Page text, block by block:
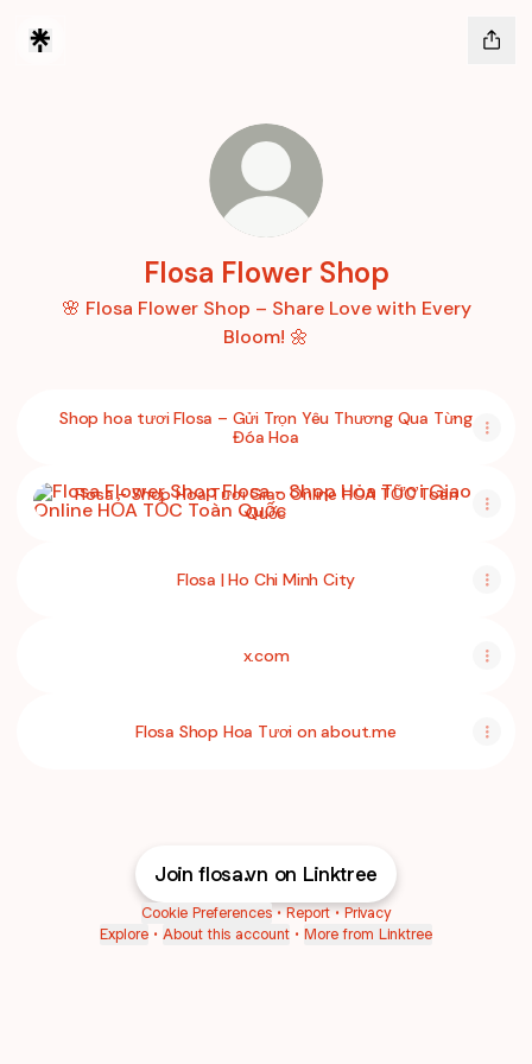
Flosa Flower Shop
🌸 Flosa Flower Shop – Share Love with Every
Bloom! 🌼
Shop hoa tươi Flosa – Gửi Trọn Yêu Thương Qua Từng
Đóa Hoa
Flosa - Shop Hoa Tươi Giao Online HỎA TỐC Toàn
Quốc
Flosa | Ho Chi Minh City
x.com
Flosa Shop Hoa Tươi on about.me
Join flosa.vn on Linktree
Cookie Preferences • Report • Privacy
Explore • About this account • More from Linktree